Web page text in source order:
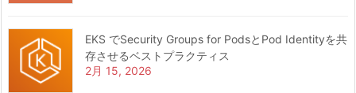
EKS でSecurity Groups for PodsとPod Identityを共
存させるベストプラクティス
2月 15, 2026